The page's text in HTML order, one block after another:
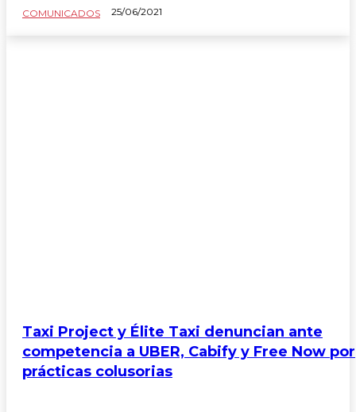
COMUNICADOS 25/06/2021
Taxi Project y Élite Taxi denuncian ante
competencia a UBER, Cabify y Free Now por
prácticas colusorias